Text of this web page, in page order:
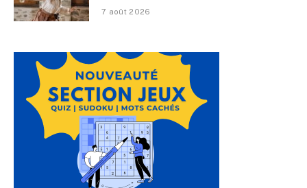
7 août 2026